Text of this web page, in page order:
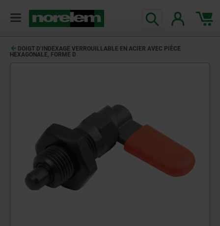
DOIGT D’INDEXAGE VERROUILLABLE EN ACIER AVEC PIÈCE
HEXAGONALE, FORME D